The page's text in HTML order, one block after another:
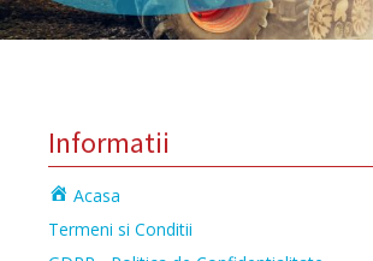
Informatii
Acasa
Termeni si Conditii